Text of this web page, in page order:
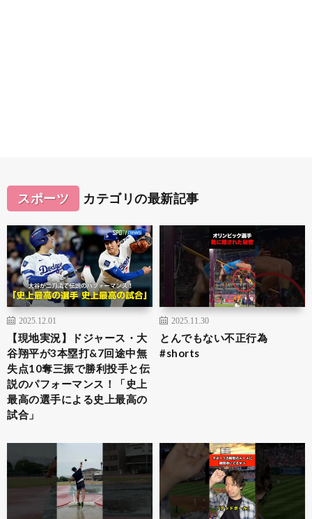
スポーツ カテゴリの最新記事
2025.12.01
【現地実況】ドジャース・大
谷翔平が3本塁打&7回途中無
失点10奪三振で勝利投手と伝
説のパフォーマンス！「史上
最高の選手による史上最高の
試合」
2025.11.30
とんでもない不正行為
#shorts